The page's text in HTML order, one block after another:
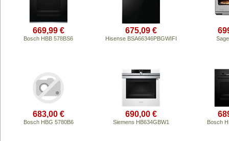
669,99 €
Bosch HBB 578BS6
675,09 €
Hisense BSA66346PBGWIFI
683,00 €
Bosch HBG 5780B6
690,00 €
Siemens HB634GBW1 Bosch